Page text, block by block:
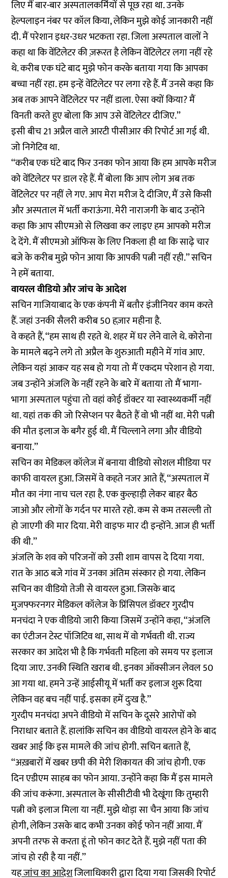
लिए मैं बार-बार अस्पतालकर्मियों से पूछ रहा था. उनके
हेल्पलाइन नंबर पर कॉल किया, लेकिन मुझे कोई जानकारी नहीं
दी. मैं परेशान इधर-उधर भटकता रहा. जिला अस्पताल वालों ने
कहा था कि वेंटिलेटर की ज़रूरत है लेकिन वेंटिलेटर लगा नहीं रहे
थे. करीब एक घंटे बाद मुझे फोन करके बताया गया कि आपका
बच्चा नहीं रहा. हम इन्हें वेंटिलेटर पर लगा रहे हैं. मैं उनसे कहा कि
अब तक आपने वेंटिलेटर पर नहीं डाला. ऐसा क्यों किया? मैं
विनती करते हुए बोला कि आप उसे वेंटिलेटर दीजिए.’’
इसी बीच 21 अप्रैल वाले आरटी पीसीआर की रिपोर्ट आ गई थी.
जो निगेटिव था.
‘‘करीब एक घंटे बाद फिर उनका फोन आया कि हम आपके मरीज
को वेंटिलेटर पर डाल रहे हैं. मैं बोला कि आप लोग अब तक
वेंटिलेटर पर नहीं ले गए. आप मेरा मरीज दे दीजिए, मैं उसे किसी
और अस्पताल में भर्ती कराऊंगा. मेरी नाराजगी के बाद उन्होंने
कहा कि आप सीएमओ से लिखवा कर लाइए हम आपको मरीज
दे देंगे. मैं सीएमओ ऑफिस के लिए निकला ही था कि साढ़े चार
बजे के करीब मुझे फोन आया कि आपकी पत्नी नहीं रही.’’ सचिन
ने हमें बताया.
वायरल वीडियो और जांच के आदेश
सचिन गाजियाबाद के एक कंपनी में बतौर इंजीनियर काम करते
हैं. जहां उनकी सैलरी करीब 50 हज़ार महीना है.
वे कहते हैं, ‘‘हम साथ ही रहते थे. शहर में घर लेने वाले थे. कोरोना
के मामले बढ़ने लगे तो अप्रैल के शुरुआती महीने में गांव आए.
लेकिन यहां आकर यह सब हो गया तो मैं एकदम परेशान हो गया.
जब उन्होंने अंजलि के नहीं रहने के बारे में बताया तो मैं भागा-
भागा अस्पताल पहुंचा तो वहां कोई डॉक्टर या स्वास्थ्यकर्मी नहीं
था. यहां तक की जो रिसेप्शन पर बैठते हैं वो भी नहीं था. मेरी पत्नी
की मौत इलाज के बगैर हुई थी. मैं चिल्लाने लगा और वीडियो
बनाया.’’
सचिन का मेडिकल कॉलेज में बनाया वीडियो सोशल मीडिया पर
काफी वायरल हुआ. जिसमें वे कहते नजर आते हैं, ‘‘अस्पताल में
मौत का नंगा नाच चल रहा है. एक कुल्हाड़ी लेकर बाहर बैठ
जाओ और लोगों के गर्दन पर मारते रहो. कम से कम तसल्ली तो
हो जाएगी की मार दिया. मेरी वाइफ मार दी इन्होंने. आज ही भर्ती
की थी.’’
अंजलि के शव को परिजनों को उसी शाम वापस दे दिया गया.
रात के आठ बजे गांव में उनका अंतिम संस्कार हो गया. लेकिन
सचिन का वीडियो तेजी से वायरल हुआ. जिसके बाद
मुजफ्फरनगर मेडिकल कॉलेज के प्रिंसिपल डॉक्टर गुरदीप
मनचंदा ने एक वीडियो जारी किया जिसमें उन्होंने कहा, ‘‘अंजलि
का एंटीजन टेस्ट पॉजिटिव था, साथ में वो गर्भवती थी. राज्य
सरकार का आदेश भी है कि गर्भवती महिला को समय पर इलाज
दिया जाए. उनकी स्थिति खराब थी. इनका ऑक्सीजन लेवल 50
आ गया था. हमने उन्हें आईसीयू में भर्ती कर इलाज शुरू दिया
लेकिन वह बच नहीं पाई. इसका हमें दुःख है.’’
गुरदीप मनचंदा अपने वीडियो में सचिन के दूसरे आरोपों को
निराधार बताते हैं. हालांकि सचिन का वीडियो वायरल होने के बाद
खबर आई कि इस मामले की जांच होगी. सचिन बताते हैं,
‘‘अख़बारों में खबर छपी की मेरी शिकायत की जांच होगी. एक
दिन एडीएम साहब का फोन आया. उन्होंने कहा कि मैं इस मामले
की जांच करूंगा. अस्पताल के सीसीटीवी भी देखूंगा कि तुम्हारी
पत्नी को इलाज मिला या नहीं. मुझे थोड़ा सा चैन आया कि जांच
होगी, लेकिन उसके बाद कभी उनका कोई फोन नहीं आया. मैं
अपनी तरफ से करता हूं तो फोन काट देते हैं. मुझे नहीं पता की
जांच हो रही है या नहीं.’’
यहजांच का आदेशजिलाधिकारी द्वारा दिया गया जिसकी रिपोर्ट